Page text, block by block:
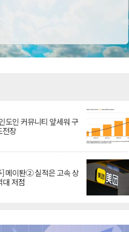
도인 커뮤니티 앞세워 구
전장
] 메이퇀② 실적은 고속 상
대 저점